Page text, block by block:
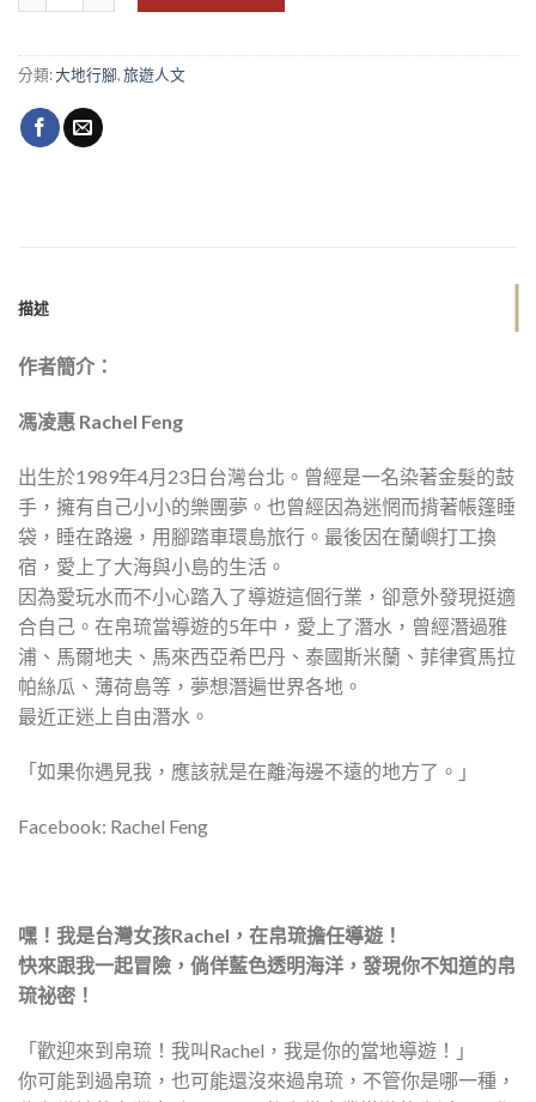
分類:大地行腳,旅遊人文
描述
作者簡介：
馮凌惠 Rachel Feng
出生於1989年4月23日台灣台北。曾經是一名染著金髮的鼓
手，擁有自己小小的樂團夢。也曾經因為迷惘而揹著帳篷睡
袋，睡在路邊，用腳踏車環島旅行。最後因在蘭嶼打工換
宿，愛上了大海與小島的生活。
因為愛玩水而不小心踏入了導遊這個行業，卻意外發現挺適
合自己。在帛琉當導遊的5年中，愛上了潛水，曾經潛過雅
浦、馬爾地夫、馬來西亞希巴丹、泰國斯米蘭、菲律賓馬拉
帕絲瓜、薄荷島等，夢想潛遍世界各地。
最近正迷上自由潛水。
「如果你遇見我，應該就是在離海邊不遠的地方了。」
Facebook: Rachel Feng
嘿！我是台灣女孩Rachel，在帛琉擔任導遊！
快來跟我一起冒險，倘佯藍色透明海洋，發現你不知道的帛
琉祕密！
「歡迎來到帛琉！我叫Rachel，我是你的當地導遊！」
你可能到過帛琉，也可能還沒來過帛琉，不管你是哪一種，